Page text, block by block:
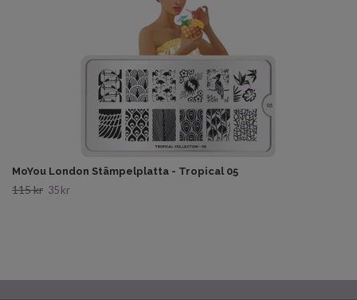
MoYou London Stämpelplatta - Tropical 05
115 kr 35 kr